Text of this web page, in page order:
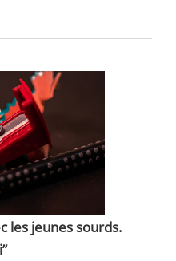
les jeunes sourds.